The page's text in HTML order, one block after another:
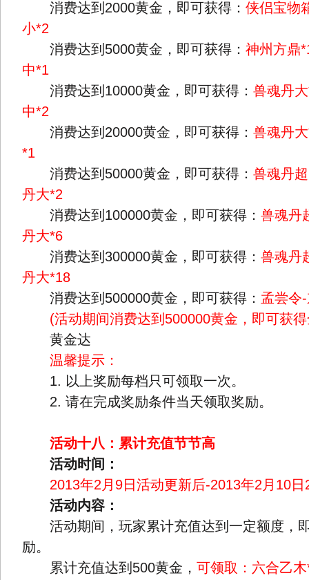
消费达到2000黄金，即可获得： 侠侣宝物
小*2
消费达到5000黄金，即可获得： 神州方鼎
中*1
消费达到10000黄金，即可获得： 兽魂丹
中*2
消费达到20000黄金，即可获得： 兽魂丹
*1
消费达到50000黄金，即可获得： 兽魂丹
丹大*2
消费达到100000黄金，即可获得： 兽魂丹
丹大*6
消费达到300000黄金，即可获得： 兽魂丹
丹大*18
消费达到500000黄金，即可获得： 孟尝令
(活动期间消费达到500000黄金，即可获
黄金达
温馨提示：
1. 以上奖励每档只可领取一次。
2. 请在完成奖励条件当天领取奖励。
活动十八：累计充值节节高
活动时间：
2013年2月9日活动更新后-2013年2月10日
活动内容：
活动期间，玩家累计充值达到一定额度，
励。
累计充值达到500黄金， 可领取：六合乙